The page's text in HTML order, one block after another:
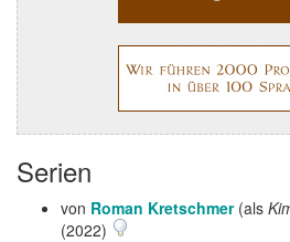
Serien
von Roman Kretschmer(als
(2022)